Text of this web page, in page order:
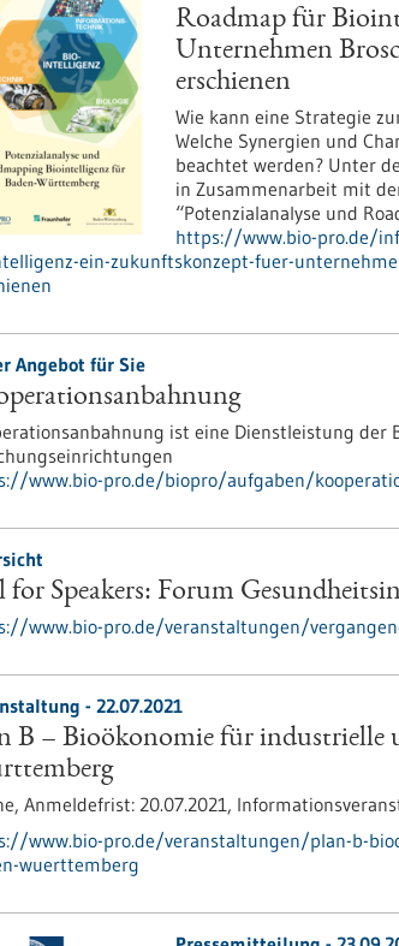
Roadmap für
Unternehmen
erschienen
Wie kann eine Strategie
Welche Synergien und
beachtet werden? Unter
in Zusammenarbeit mit
“Potenzialanalyse und
https://www.bio-pro.de/
ein-zukunftskonzept-fuer-
Angebot für Sie
ist eine Dienstleistung der
www.bio-pro.de/biopro/aufgaben/
for Speakers: Forum
www.bio-pro.de/veranstaltungen/
- 22.07.2021
B – Bioökonomie für industrielle
Anmeldefrist: 20.07.2021,
www.bio-pro.de/veranstaltungen/plan-b-
wuerttemberg